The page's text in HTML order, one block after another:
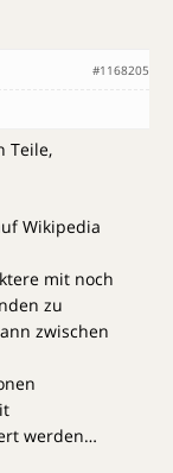
#1168205
Teile,
Wikipedia
mit noch
zu
zwischen
werden…